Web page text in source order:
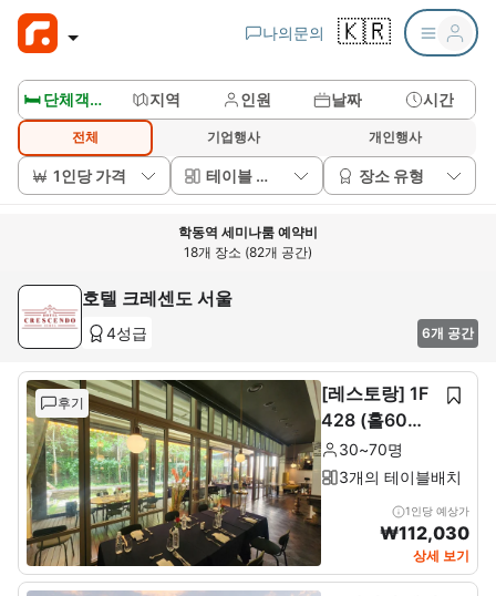
나의문의 🇰🇷
🛏️ 단체객실보기 지역 인원 날짜 시간
전체 기업행사 개인행사
1인당 가격 테이블 배치 장소 유형
학동역 세미나룸 예약비
18개 장소 (82개 공간)
호텔 크레센도 서울
4성급 6개 공간
후기
[레스토랑] 1F
428 (홀60석+
룸10석)
30~70명
3개의 테이블배치
1인당 예상가
₩112,030
상세 보기